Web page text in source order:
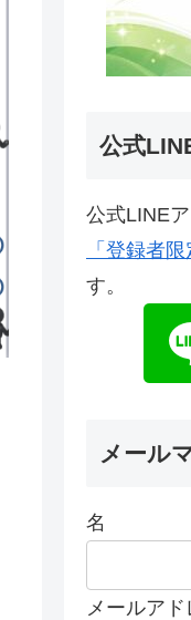
公式
公式LINE
「登録者限
す。
メール
名
メールアド